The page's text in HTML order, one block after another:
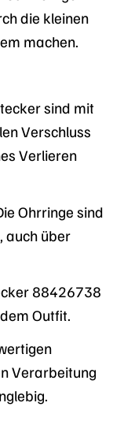
die kleinen
machen.
sind mit
Verschluss
Verlieren
Ohrringe sind
auch über
88426738
Outfit.
Verarbeitung